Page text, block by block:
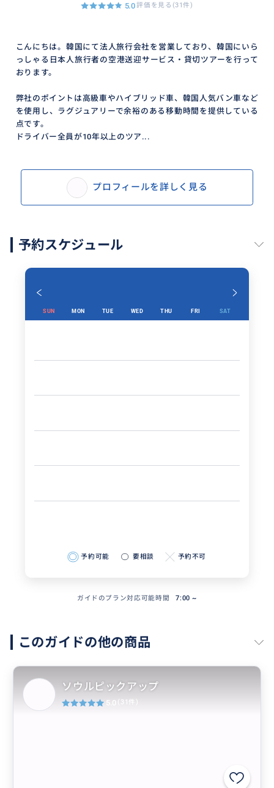
5.0評価を見る(31件)
こんにちは。韓国にて法人旅行会社を営業しており、韓国にいら
っしゃる日本人旅行者の空港送迎サービス・貸切ツアーを行って
おります。
弊社のポイントは高級車やハイブリッド車、韓国人気バン車など
を使用し、ラグジュアリーで余裕のある移動時間を提供している
点です。
ドライバー全員が10年以上のツア...
プロフィールを詳しく見る
予約スケジュール
SUN MON TUE WED THU FRI SAT
予約可能 要相談 予約不可
ガイドのプラン対応可能時間 7:00 ~
このガイドの他の商品
ソウルピックアップ
5.0 (31件)